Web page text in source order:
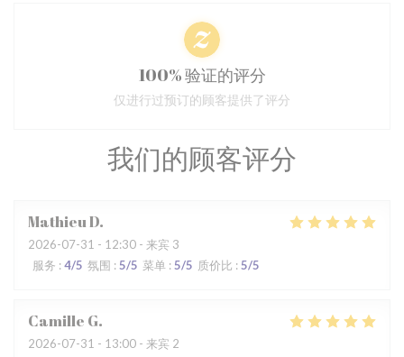
我们的顾客评分
MathieuD
2026-07-31 - 12:30 - 来宾 3
服务 : 4/5 氛围 : 5/5 菜单 : 5/5 质价比 : 5/5
Camille G
2026-07-31 - 13:00 - 来宾 2
100% 验证的评分
仅进行过预订的顾客提供了评分